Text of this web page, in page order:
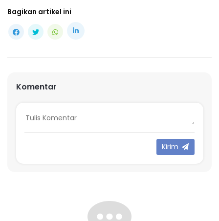
Bagikan artikel ini
Komentar
Kirim